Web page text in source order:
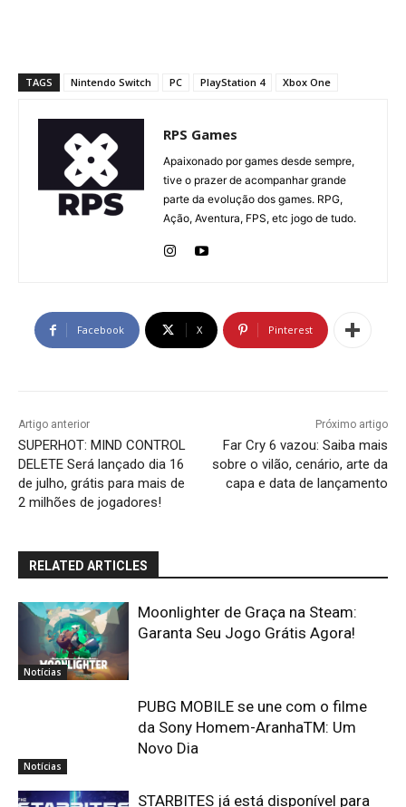
TAGS Nintendo Switch PC PlayStation 4 Xbox One
RPS Games
Apaixonado por games desde sempre,
tive o prazer de acompanhar grande
parte da evolução dos games. RPG,
Ação, Aventura, FPS, etc jogo de tudo.
Facebook X Pinterest
Artigo anterior
SUPERHOT: MIND CONTROL
DELETE Será lançado dia 16
de julho, grátis para mais de
2 milhões de jogadores!
Próximo artigo
Far Cry 6 vazou: Saiba mais
sobre o vilão, cenário, arte da
capa e data de lançamento
RELATED ARTICLES
Notícias
Moonlighter de Graça na Steam:
Garanta Seu Jogo Grátis Agora!
Notícias
PUBG MOBILE se une com o filme
da Sony Homem-AranhaTM: Um
Novo Dia
STARBITES já está disponível para